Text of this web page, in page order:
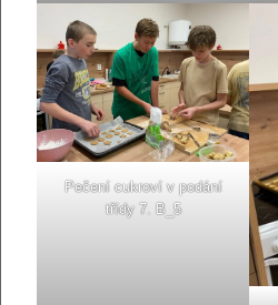
Pečení cukroví v podání
třídy 7. B_5